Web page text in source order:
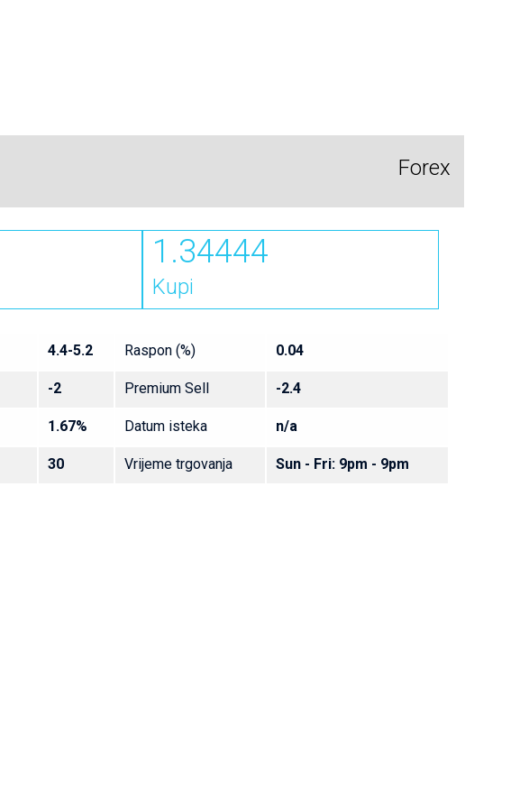
Forex
1.34444
Kupi
4.4-5.2 Raspon (%) 0.04
-2 Premium Sell -2.4
1.67% Datum isteka n/a
30 Vrijeme trgovanja Sun - Fri: 9pm - 9pm